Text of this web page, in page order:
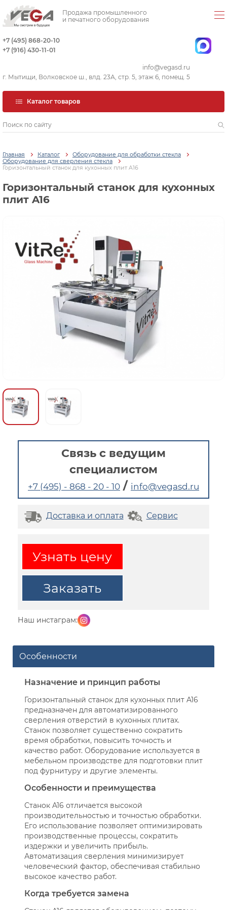
Продажа промышленного
и печатного оборудования
+7 (495) 868-20-10
+7 (916) 430-11-01
info@vegasd.ru
г. Мытищи, Волковское ш., влд. 23А, стр. 5, этаж 6, помещ. 5
Каталог товаров
Главная Каталог
Оборудование для обработки стекла
Оборудование для сверления стекла
Горизонтальный станок для кухонных плит A16
Горизонтальный станок для кухонных
плит A16
Связь с ведущим
специалистом
+7 (495) - 868 - 20 - 10 / info@vegasd.ru
Доставка и оплата Сервис
Узнать цену
Заказать
Наш инстаграм:
Особенности
Назначение и принцип работы
Горизонтальный станок для кухонных плит A16
предназначен для автоматизированного
сверления отверстий в кухонных плитах.
Станок позволяет существенно сократить
время обработки, повысить точность и
качество работ. Оборудование используется в
мебельном производстве для подготовки плит
под фурнитуру и другие элементы.
Особенности и преимущества
Станок A16 отличается высокой
производительностью и точностью обработки.
Его использование позволяет оптимизировать
производственные процессы, сократить
издержки и увеличить прибыль.
Автоматизация сверления минимизирует
человеческий фактор, обеспечивая стабильно
высокое качество работ.
Когда требуется замена